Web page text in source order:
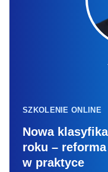
SZKOLENIE ONLINE
Nowa
roku –
w praktyce